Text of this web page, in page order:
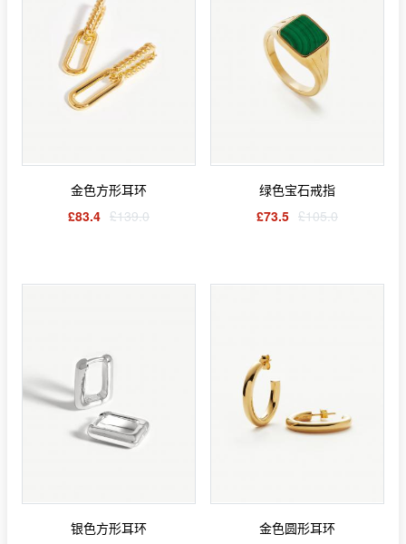
金色方形耳环
£83.4 £139.0
绿色宝石戒指
£73.5 £105.0
银色方形耳环
金色圆形耳环